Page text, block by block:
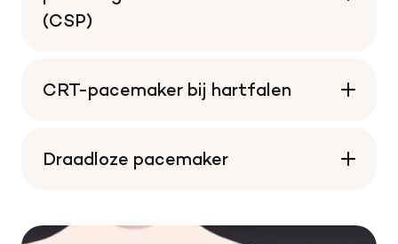
(CSP)
CRT-pacemaker bij hartfalen
Draadloze pacemaker